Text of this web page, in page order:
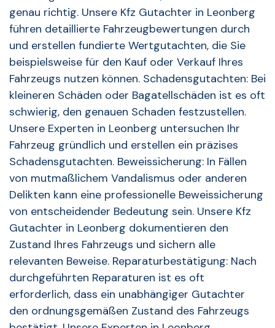
genau richtig. Unsere Kfz Gutachter in Leonberg
führen detaillierte Fahrzeugbewertungen durch
und erstellen fundierte Wertgutachten, die Sie
beispielsweise für den Kauf oder Verkauf Ihres
Fahrzeugs nutzen können. Schadensgutachten: Bei
kleineren Schäden oder Bagatellschäden ist es oft
schwierig, den genauen Schaden festzustellen.
Unsere Experten in Leonberg untersuchen Ihr
Fahrzeug gründlich und erstellen ein präzises
Schadensgutachten. Beweissicherung: In Fällen
von mutmaßlichem Vandalismus oder anderen
Delikten kann eine professionelle Beweissicherung
von entscheidender Bedeutung sein. Unsere Kfz
Gutachter in Leonberg dokumentieren den
Zustand Ihres Fahrzeugs und sichern alle
relevanten Beweise. Reparaturbestätigung: Nach
durchgeführten Reparaturen ist es oft
erforderlich, dass ein unabhängiger Gutachter
den ordnungsgemäßen Zustand des Fahrzeugs